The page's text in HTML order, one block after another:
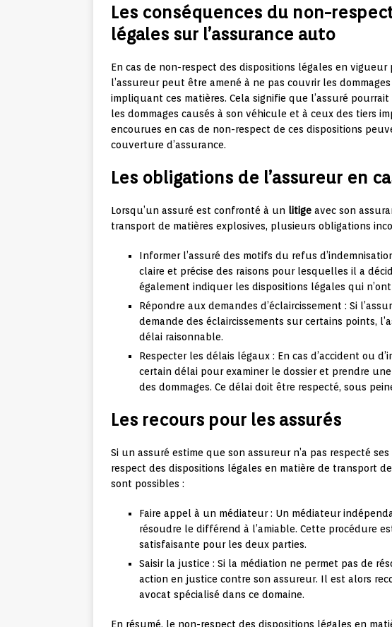
Les conséquences du non-
légales sur l’assurance auto
En cas de non-respect des dispositions légales en
l’assureur peut être amené à ne pas couvrir les
impliquant ces matières. Cela signifie que l’assuré
les dommages causés à son véhicule et à ceux des tiers
encourues en cas de non-respect de ces dispositions
couverture d’assurance.
Les obligations de l’assureur en
Lorsqu’un assuré est confronté à un litige avec son
transport de matières explosives, plusieurs obligations
Informer l’assuré des motifs du refus
claire et précise des raisons pour lesquelles il a
également indiquer les dispositions légales qui
Répondre aux demandes d’éclaircissement : Si
demande des éclaircissements sur certains points,
délai raisonnable.
Respecter les délais légaux : En cas d’accident ou
certain délai pour examiner le dossier et prendre
des dommages. Ce délai doit être respecté, sous
Les recours pour les assurés
Si un assuré estime que son assureur n’a pas respecté
respect des dispositions légales en matière de transport
sont possibles :
Faire appel à un médiateur : Un médiateur
résoudre le différend à l’amiable. Cette procédure
satisfaisante pour les deux parties.
Saisir la justice : Si la médiation ne permet pas de
action en justice contre son assureur. Il est alors
avocat spécialisé dans ce domaine.
En résumé, le non-respect des dispositions légales en